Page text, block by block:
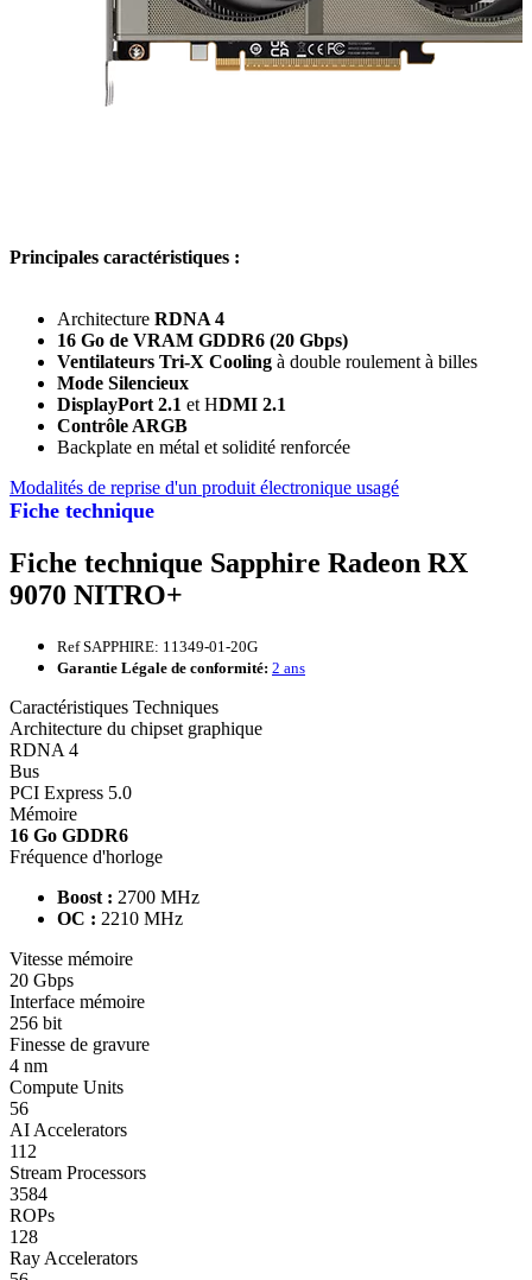
Fiche technique
Principales caractéristiques :
Architecture RDNA 4
16 Go de VRAM GDDR6 (20 Gbps)
Ventilateurs Tri-X Cooling à double roulement à billes
Mode Silencieux
DisplayPort 2.1 et HDMI 2.1
Contrôle ARGB
Backplate en métal et solidité renforcée
Modalités de reprise d'un produit électronique usagé
Fiche technique Sapphire Radeon RX
9070 NITRO+
Ref SAPPHIRE: 11349-01-20G
Garantie Légale de conformité: 2 ans
Caractéristiques Techniques
Architecture du chipset graphique
RDNA 4
Bus
PCI Express 5.0
Mémoire
16 Go GDDR6
Fréquence d'horloge
Boost : 2700 MHz
OC : 2210 MHz
Vitesse mémoire
20 Gbps
Interface mémoire
256 bit
Finesse de gravure
4 nm
Compute Units
56
AI Accelerators
112
Stream Processors
3584
ROPs
128
Ray Accelerators